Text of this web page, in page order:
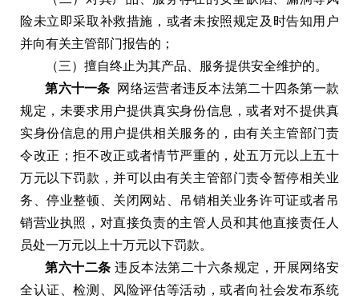
险未立即采取补救措施 ， 或者未按照规定及时告知用户
并向有关主管部门报告的 ；
（三） 擅自终止为其产品 服务提供安全维护的。
第六十一条 网络运营者违反本法第二十四条第一款
规定 ， 未要求用户提供真实身份信息 ，或者对不提供真
实身份信息的用户提供相关服务的 ， 由有关主管部门责
令改正 ； 拒不改正或者情节严重的 ， 处五万元以上五十
万元以下罚款 ，并可以由有关主管部门责令暂停相关业
务 、停业整顿 关闭网站
吊销相关业务许可证或者吊
销营业执照 ， 对直接负责的主管人员和其他直接责任人
员处一万元以上十万元以下罚款。
第六十二条 违反本法第二十六条规定 ，开展网络安
全认证
、检测 风险评估等活动 ，或者向社会发布系统